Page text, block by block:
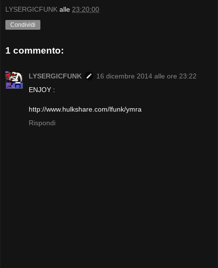
LYSERGICFUNK alle 23:20:00
Condividi
1 commento:
LYSERGICFUNK
16 dicembre 2014 alle ore 23:22
ENJOY :
http://www.hulkshare.com/lfunk/ymra
Rispondi